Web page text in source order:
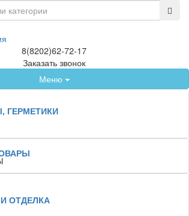
8(8202)62-72-17
Заказать звонок
Меню
ГЕРМЕТИКИ
ОТДЕЛКА